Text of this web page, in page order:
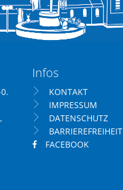
Infos
KONTAKT
IMPRESSUM
DATENSCHUTZ
BARRIEREFREIHEIT
FACEBOOK